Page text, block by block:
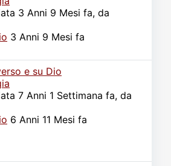
3 Anni 9 Mesi fa, da
3 Anni 9 Mesi fa
e su Dio
7 Anni 1 Settimana fa, da
6 Anni 11 Mesi fa